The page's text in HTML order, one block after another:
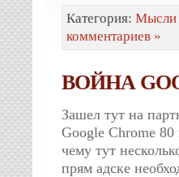
Категория: Мысли
комментариев »
ВОЙНА
Зашел тут на
Google Chrome
чему тут
прям адске